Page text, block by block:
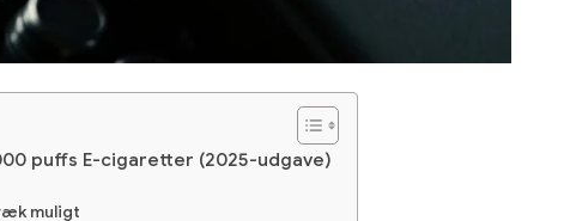
puffs E-cigaretter (2025-udgave)
muligt